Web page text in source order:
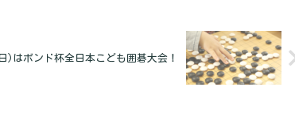
)はボンド杯全日本こども囲碁大会！